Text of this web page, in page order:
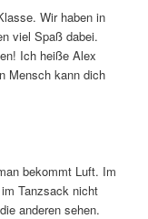
Wir haben in
viel Spaß dabei.
Ich heiße Alex
Mensch kann dich
bekommt Luft. Im
Tanzsack nicht
anderen sehen.